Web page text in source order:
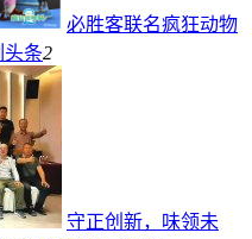
必胜客联名疯狂动物
头条2
守正创新，味领未